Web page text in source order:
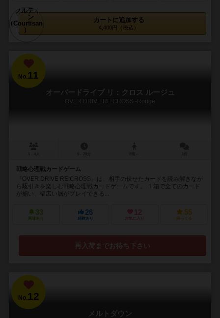
カートに追加する
4,400円（税込）
No.11
オーバードライブ リ：クロス ルージュ
OVER DRIVE RE:CROSS -Rouge
戦略心理戦カードゲーム
『OVER DRIVE RE:CROSS』は、相手の伏せたカードを読み解きなが
ら駆引きを楽しむ戦略心理戦カードゲームです。 １箱で全てのカード
が揃い、幅広い層がプレイできる...
33
興味あり
26
経験あり
12
お気に入り
55
持ってる
再入荷までお待ち下さい
No.12
メルトダウン